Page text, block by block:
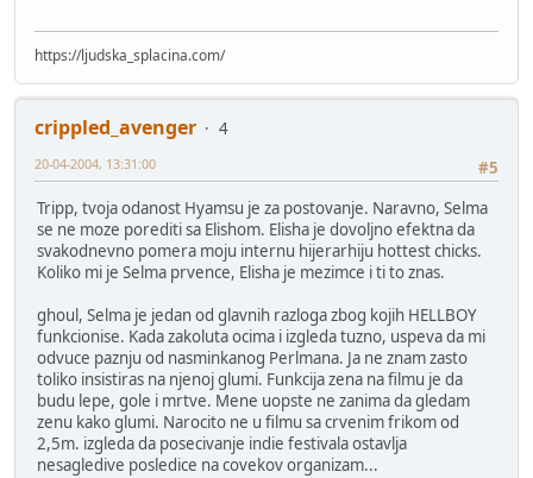
https://ljudska_splacina.com/
crippled_avenger
4
#5
20-04-2004, 13:31:00
Tripp, tvoja odanost Hyamsu je za postovanje. Naravno, Selma
se ne moze porediti sa Elishom. Elisha je dovoljno efektna da
svakodnevno pomera moju internu hijerarhiju hottest chicks.
Koliko mi je Selma prvence, Elisha je mezimce i ti to znas.
ghoul, Selma je jedan od glavnih razloga zbog kojih HELLBOY
funkcionise. Kada zakoluta ocima i izgleda tuzno, uspeva da mi
odvuce paznju od nasminkanog Perlmana. Ja ne znam zasto
toliko insistiras na njenoj glumi. Funkcija zena na filmu je da
budu lepe, gole i mrtve. Mene uopste ne zanima da gledam
zenu kako glumi. Narocito ne u filmu sa crvenim frikom od
2,5m. izgleda da posecivanje indie festivala ostavlja
nesagledive posledice na covekov organizam...